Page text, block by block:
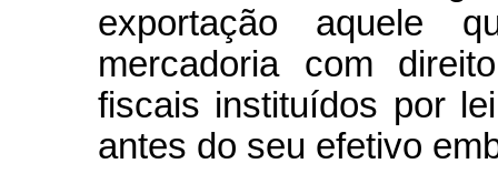
exportação aquele
mercadoria com
fiscais instituídos por
antes do seu efetivo